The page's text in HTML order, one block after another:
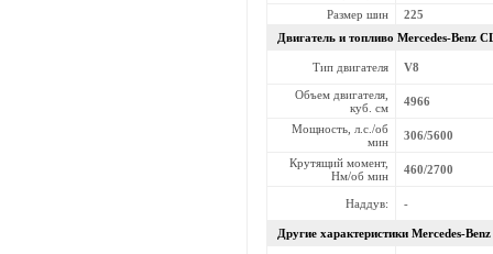
Размер шин
225
Двигатель и топливо Mercedes-Benz
Тип двигателя V8
Объем двигателя,
куб. см
4966
Мощность, л.с./об
мин
306/5600
Крутящий момент,
Нм/об мин
460/2700
Наддув: -
Другие характеристики Mercedes-Benz